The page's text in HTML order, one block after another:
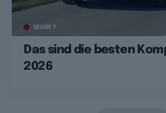
MONEY
Das sind die besten
2026